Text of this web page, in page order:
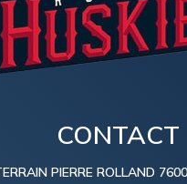
CONTACT
PIERRE ROLLAND